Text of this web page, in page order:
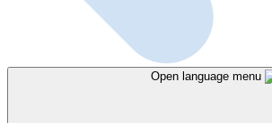
Open language menu